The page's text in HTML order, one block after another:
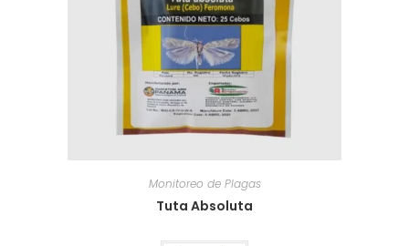
Monitoreo de Plagas
Tuta Absoluta